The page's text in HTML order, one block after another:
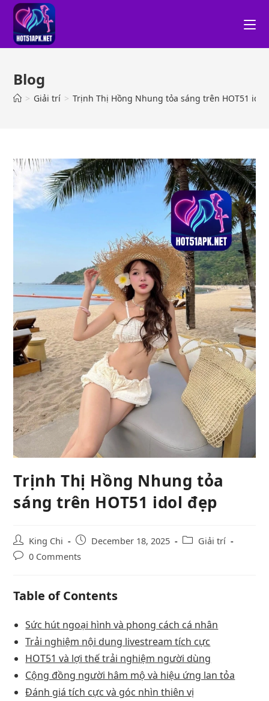
Blog
> Giải trí > Trịnh Thị Hồng Nhung tỏa sáng trên HOT51
Trịnh Thị Hồng Nhung tỏa
sáng trên HOT51 idol đẹp
King Chi December 18, 2025
Giải trí
0 Comments
Table of Contents
Sức hút ngoại hình và phong cách cá nhân
Trải nghiệm nội dung livestream tích cực
HOT51 và lợi thế trải nghiệm người dùng
Cộng đồng người hâm mộ và hiệu ứng lan tỏa
Đánh giá tích cực và góc nhìn thiên vị